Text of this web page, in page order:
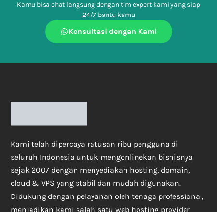
Kamu bisa chat langsung dengan tim expert kami yang siap
24/7 bantu kamu
Konsultasi dengan Kami
Kami telah dipercaya ratusan ribu pengguna di
seluruh Indonesia untuk mengonlinekan bisnisnya
sejak 2007 dengan menyediakan hosting, domain,
cloud & VPS yang stabil dan mudah digunakan.
Didukung dengan pelayanan oleh tenaga professional,
menjadikan kami salah satu web hosting provider